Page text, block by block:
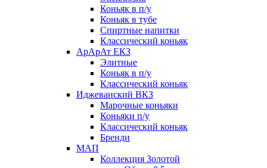
Коньяк в п/у
Коньяк в тубе
Спиртные напитки
Классический коньяк
АрАрАт ЕКЗ
Элитные
Коньяк в п/у
Классический коньяк
Иджеванский ВКЗ
Марочные коньяки
Коньяки п/у
Классический коньяк
Бренди
МАП
Коллекция Золотой